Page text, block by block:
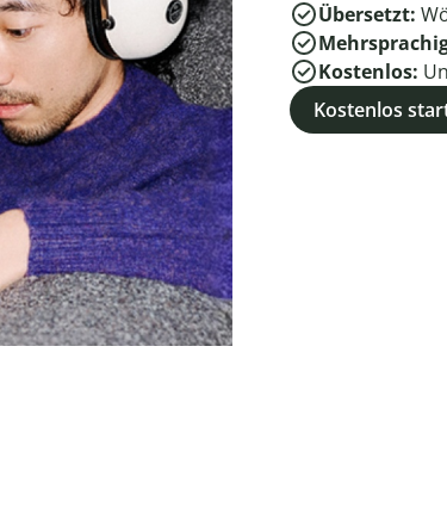
Übersetzt:
Kostenlos:
Kostenlos